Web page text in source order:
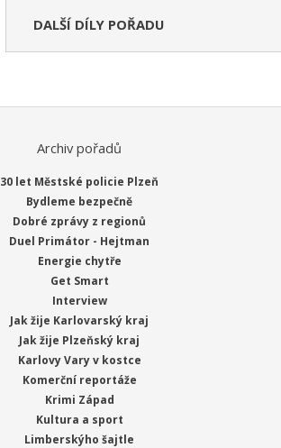
DALŠÍ DÍLY POŘADU
Archiv pořadů
30 let Městské policie Plzeň
Bydleme bezpečně
Dobré zprávy z regionů
Duel Primátor - Hejtman
Energie chytře
Get Smart
Interview
Jak žije Karlovarský kraj
Jak žije Plzeňský kraj
Karlovy Vary v kostce
Komerční reportáže
Krimi Západ
Kultura a sport
Limberskýho šajtle